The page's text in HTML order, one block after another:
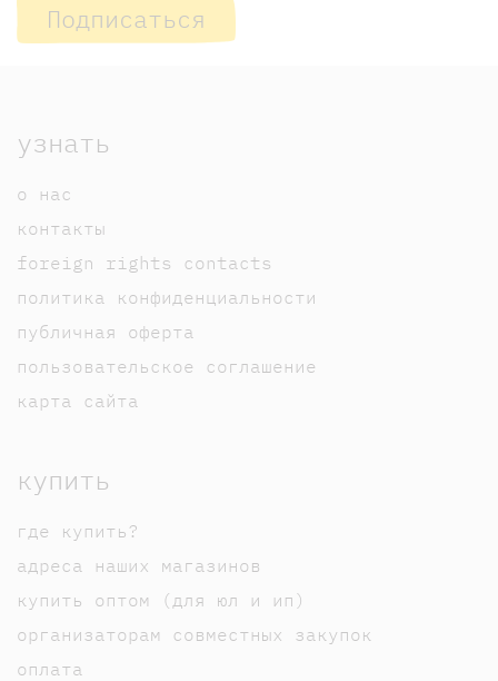
Подписаться
узнать
о нас
контакты
foreign rights contacts
политика конфиденциальности
публичная оферта
пользовательское соглашение
карта сайта
купить
где купить?
адреса наших магазинов
купить оптом (для юл и ип)
организаторам совместных закупок
оплата